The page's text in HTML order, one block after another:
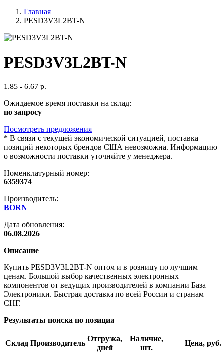
Главная
PESD3V3L2BT-N
PESD3V3L2BT-N
1.85 - 6.67 р.
Ожидаемое время поставки на склад:
по запросу
Посмотреть предложения
* В связи с текущей экономической ситуацией, поставка
позиций некоторых брендов США невозможна. Информацию
о возможности поставки уточняйте у менеджера.
Номенклатурный номер:
6359374
Производитель:
BORN
Дата обновления:
06.08.2026
Описание
Купить PESD3V3L2BT-N оптом и в розницу по лучшим
ценам. Большой выбор качественных электронных
компонентов от ведущих производителей в компании База
Электроники. Быстрая доставка по всей России и странам
СНГ.
Результаты поиска по позиции
Склад Производитель
Отгрузка,
дней
Наличие,
шт.
Цена, руб.